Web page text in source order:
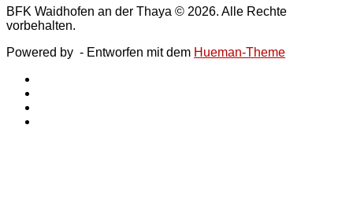
BFK Waidhofen an der Thaya © 2026. Alle Rechte
vorbehalten.
Powered by - Entworfen mit dem Hueman-Theme